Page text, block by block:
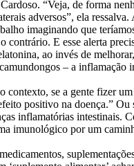
“Veja, de forma
adversos”, ela
imaginando que
contrário. E esse alerta
ao invés de
– a inflamação
contexto, se a gente fizer
positivo na doença.” Ou
inflamatórias intestinais.
imunológico por um